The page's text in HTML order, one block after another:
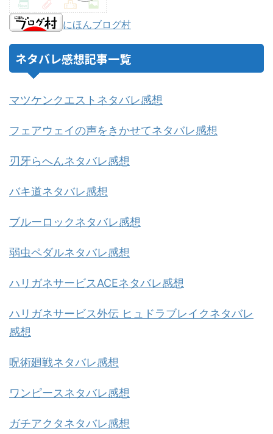
にほんブログ村
ネタバレ感想記事一覧
マツケンクエストネタバレ感想
フェアウェイの声をきかせてネタバレ感想
刃牙らへんネタバレ感想
バキ道ネタバレ感想
ブルーロックネタバレ感想
弱虫ペダルネタバレ感想
ハリガネサービスACEネタバレ感想
ハリガネサービス外伝 ヒュドラブレイクネタバレ
感想
呪術廻戦ネタバレ感想
ワンピースネタバレ感想
ガチアクタネタバレ感想